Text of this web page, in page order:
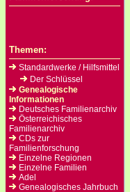
Themen:
Standardwerke / Hilfsmittel
Der Schlüssel
Genealogische
Informationen
Deutsches Familienarchiv
Österreichisches
Familienarchiv
CDs zur
Familienforschung
Einzelne Regionen
Einzelne Familien
Adel
Genealogisches Jahrbuch